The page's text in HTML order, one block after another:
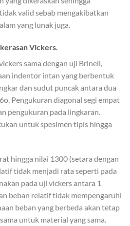
valid sebab mengakibatkan
yang lunak juga.
Vickers.
sama dengan uji Brinell,
indentor intan yang berbentuk
dan sudut puncak antara dua
Pengukuran diagonal segi empat
pengukuran pada lingkaran.
untuk spesimen tipis hingga
hingga nilai 1300 (setara dengan
tidak menjadi rata seperti pada
pada uji vickers antara 1
beban relatif tidak mempengaruhi
beban yang berbeda akan tetap
untuk material yang sama.